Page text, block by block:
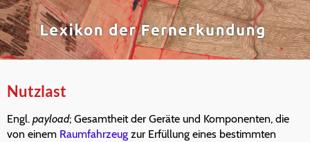
Nutzlast
Engl. payload; Gesamtheit der Geräte und Komponenten, die
von einem Raumfahrzeug zur Erfüllung eines bestimmten